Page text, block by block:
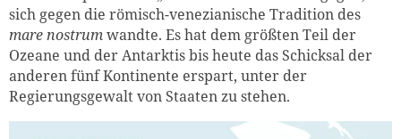
sich gegen die römisch-venezianische Tradition des
mare nostrumwandte. Es hat dem größten Teil der
Ozeane und der Antarktis bis heute das Schicksal der
anderen fünf Kontinente erspart, unter der
Regierungsgewalt von Staaten zu stehen.